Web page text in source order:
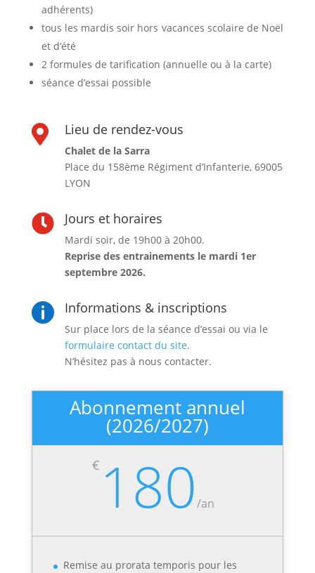
adhérents)
tous les mardis soir hors vacances scolaire de Noël
et d’été
2 formules de tarification (annuelle ou à la carte)
séance d’essai possible
 Lieu de rendez-vous
Chalet de la Sarra
Place du 158ème Régiment d’Infanterie, 69005
LYON
 Jours et horaires
Mardi soir, de 19h00 à 20h00.
Reprise des entrainements le mardi 1er
septembre 2026.
 Informations & inscriptions
Sur place lors de la séance d’essai ou via le
formulaire contact du site.
N’hésitez pas à nous contacter.
Abonnement annuel
(2026/2027)
€ 180/an
Remise au prorata temporis pour les